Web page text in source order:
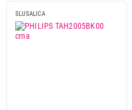
SLUSALICASLUŠALICE
PANASONIC RP-